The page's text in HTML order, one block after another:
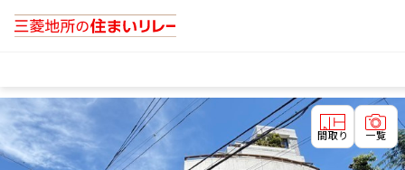
間取り 一覧